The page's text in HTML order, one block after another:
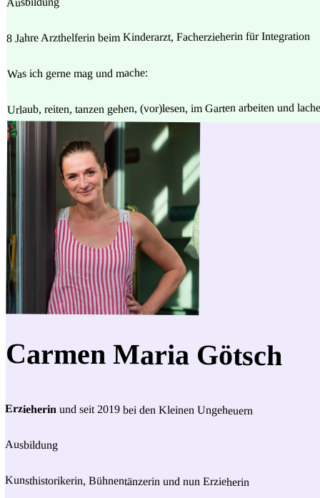
8 Jahre Arzthelferin beim Kinderarzt, Facherzieherin für Integration
Was ich gerne mag und mache:
Urlaub, reiten, tanzen gehen, (vor)lesen, im Garten arbeiten und
Carmen Maria Götsch
Erzieherin und seit 2019 bei den Kleinen Ungeheuern
Ausbildung
Kunsthistorikerin, Bühnentänzerin und nun Erzieherin